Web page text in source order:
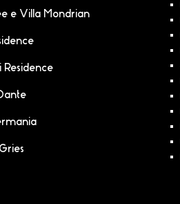
e Villa Mondrian
Residence